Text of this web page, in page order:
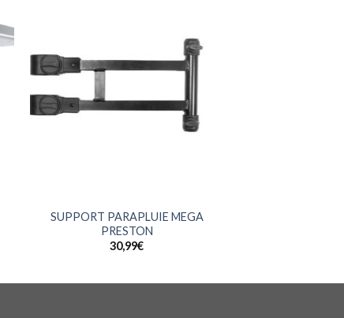
SUPPORT PARAPLUIE MEGA
PRESTON
30,99€